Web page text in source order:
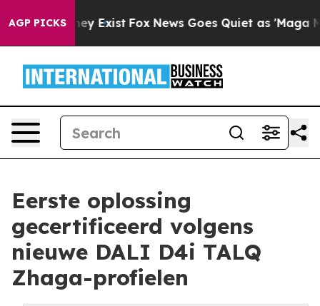
AGP PICKS
They Exist Fox News Goes Quiet as 'Maga Media
Eerste oplossing
gecertificeerd volgens
nieuwe DALI D4i TALQ
Zhaga-profielen